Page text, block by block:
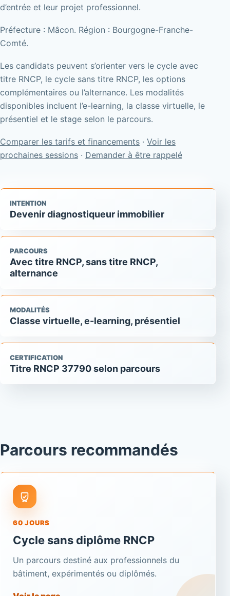
d’entrée et leur projet professionnel.
Préfecture : Mâcon. Région : Bourgogne-Franche-
Comté.
Les candidats peuvent s’orienter vers le cycle avec
titre RNCP, le cycle sans titre RNCP, les options
complémentaires ou l’alternance. Les modalités
disponibles incluent l’e-learning, la classe virtuelle, le
présentiel et le stage selon le parcours.
Comparer les tarifs et financements · Voir les
prochaines sessions · Demander à être rappelé
INTENTION
Devenir diagnostiqueur immobilier
PARCOURS
Avec titre RNCP, sans titre RNCP,
alternance
MODALITÉS
Classe virtuelle, e-learning, présentiel
CERTIFICATION
Titre RNCP 37790 selon parcours
Parcours recommandés
60 JOURS
Cycle sans diplôme RNCP
Un parcours destiné aux professionnels du
bâtiment, expérimentés ou diplômés.